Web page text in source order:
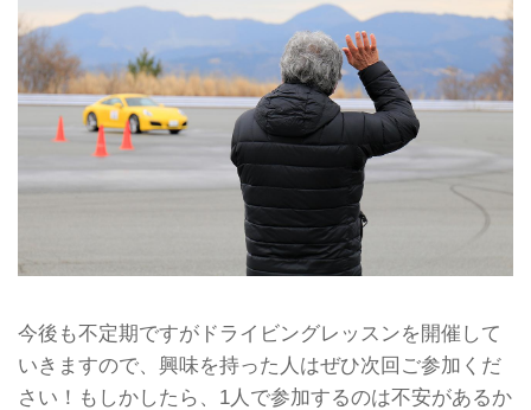
今後も不定期ですがドライビングレッスンを開催して
いきますので、興味を持った人はぜひ次回ご参加くだ
さい！もしかしたら、1人で参加するのは不安があるか